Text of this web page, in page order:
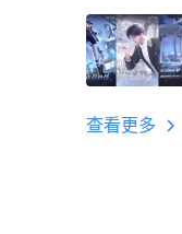
查看更多